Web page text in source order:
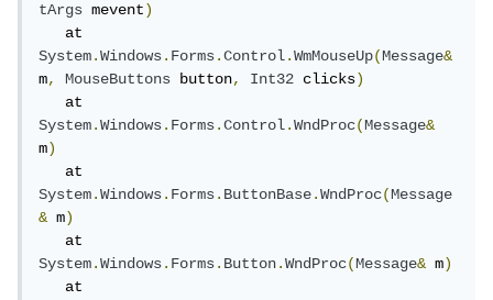
tArgs mevent)
System.Windows.Forms.Control.WmMouseUp(Message&
m, MouseButtons button, Int32 clicks)
System.Windows.Forms.Control.WndProc(Message&
m)
System.Windows.Forms.ButtonBase.WndProc(Message
& m)
System.Windows.Forms.Button.WndProc(Message& m)